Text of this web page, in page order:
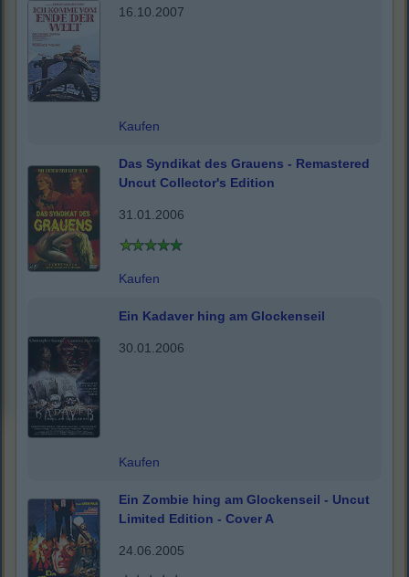
16.10.2007
Kaufen
Das Syndikat des Grauens - Remastered
Uncut Collector's Edition
31.01.2006
Kaufen
Ein Kadaver hing am Glockenseil
30.01.2006
Kaufen
Ein Zombie hing am Glockenseil - Uncut
Limited Edition - Cover A
24.06.2005